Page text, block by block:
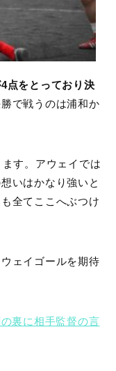
点をとっており決
で戦うのは浦和か
す。アウェイでは
いはかなり強いと
全てここへぶつけ
ェイゴールを期待
裏に相手監督の言